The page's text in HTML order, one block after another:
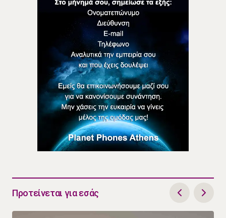
Προτείνεται για εσάς